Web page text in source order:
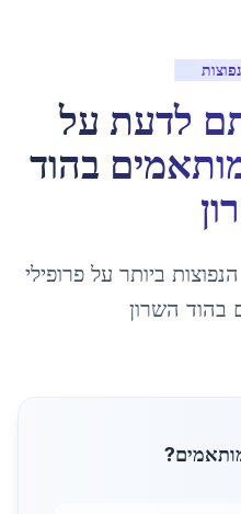
לדעת על
בהוד
ביותר עלפרופילי
בהוד השרון